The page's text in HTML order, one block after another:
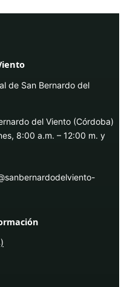
de San Bernardo del
del Viento (Córdoba)
8:00 a.m. – 12:00 m. y